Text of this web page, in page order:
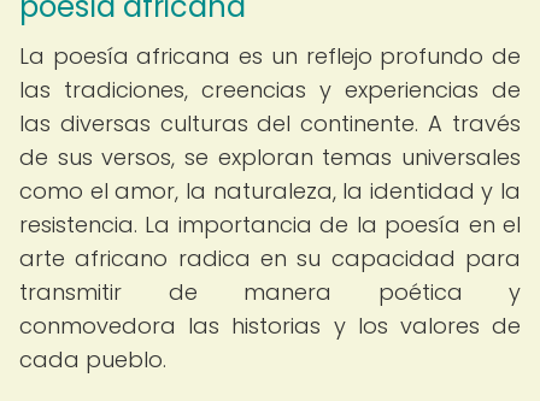
La poesía africana es un reflejo profundo de
las tradiciones, creencias y experiencias de
las diversas culturas del continente. A través
de sus versos, se exploran temas universales
como el amor, la naturaleza, la identidad y la
resistencia. La importancia de la poesía en el
arte africano radica en su capacidad para
transmitir de manera poética y
conmovedora las historias y los valores de
cada pueblo.